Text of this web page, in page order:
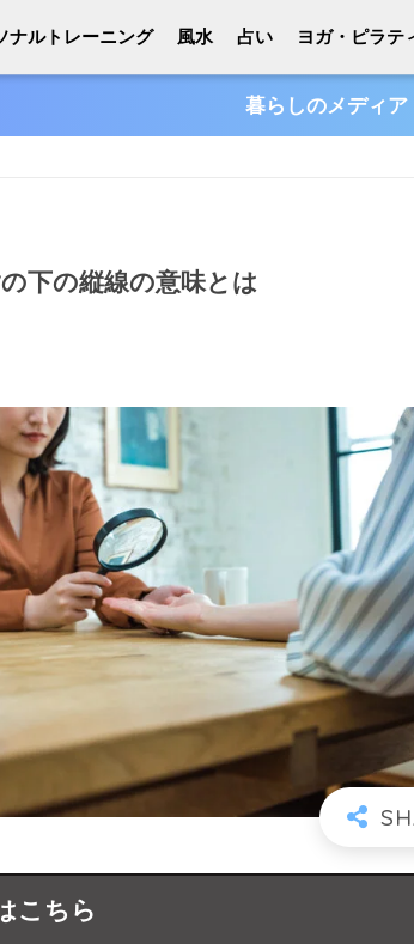
ナルトレーニング 風水 占い ヨガ・ピラテ
暮らしのメディア
下の縦線の意味とは
こちら